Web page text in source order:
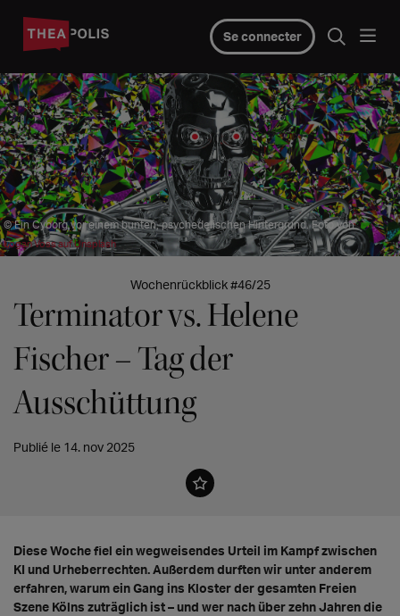
Se connecter
© Ein Cyborg vor einem bunten, psychedelischen Hintergrund. Foto von
Logan Voss auf Unsplash
Wochenrückblick #46/25
Terminator vs. Helene
Fischer – Tag der
Ausschüttung
Publié le 14. nov 2025
Diese Woche fiel ein wegweisendes Urteil im Kampf zwischen
KI und Urheberrechten. Außerdem durften wir unter anderem
erfahren, warum ein Gang ins Kloster der gesamten Freien
Szene Kölns zuträglich ist – und wer nach über zehn Jahren die